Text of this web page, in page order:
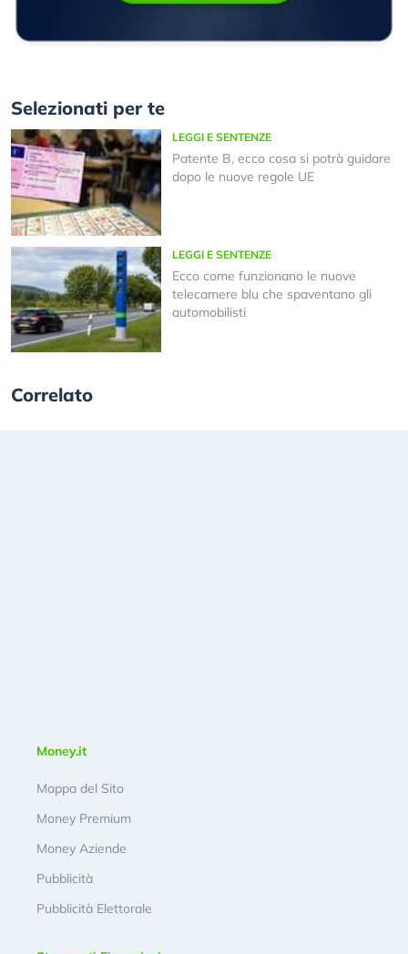
Selezionati per te
LEGGI E SENTENZE
Patente B, ecco cosa si potrà guidare
dopo le nuove regole UE
LEGGI E SENTENZE
Ecco come funzionano le nuove
telecamere blu che spaventano gli
automobilisti
Correlato
Money.it
Mappa del Sito
Money Premium
Money Aziende
Pubblicità
Pubblicità Elettorale